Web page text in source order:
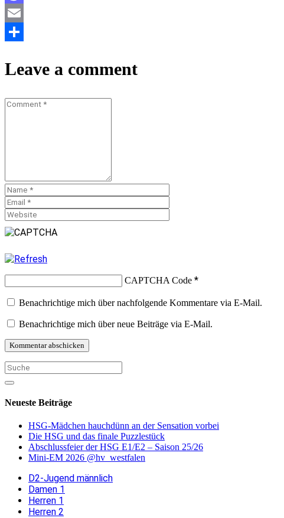
Mastodon
Email
Leave a comment
CAPTCHA Code *
Benachrichtige mich über nachfolgende Kommentare via E-Mail.
Benachrichtige mich über neue Beiträge via E-Mail.
Neueste Beiträge
HSG-Mädchen hauchdünn an der Sensation vorbei
Die HSG und das finale Puzzlestück
Abschlussfeier der HSG E1/E2 – Saison 25/26
Mini-EM 2026 @hv_westfalen
D2-Jugend männlich
Damen 1
Herren 1
Herren 2